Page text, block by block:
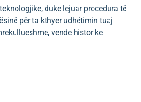
duke lejuar procedura të
për ta kthyer udhëtimin tuaj
vende historike